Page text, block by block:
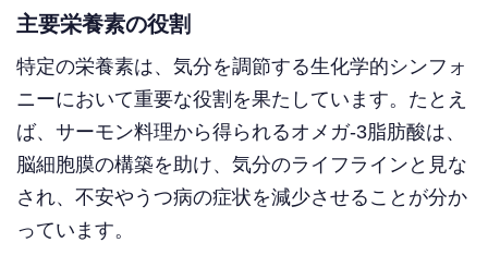
主要栄養素の役割
特定の栄養素は、気分を調節する生化学的シンフォ
ニーにおいて重要な役割を果たしています。たとえ
ば、サーモン料理から得られるオメガ-3脂肪酸は、
脳細胞膜の構築を助け、気分のライフラインと見な
され、不安やうつ病の症状を減少させることが分か
っています。